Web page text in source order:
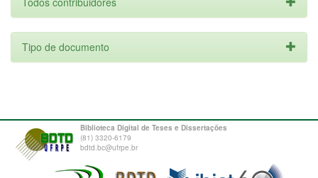
Tipo de documento
Biblioteca Digital de Teses e Dissertações
(81) 3320-6179
bdtd.bc@ufrpe.br